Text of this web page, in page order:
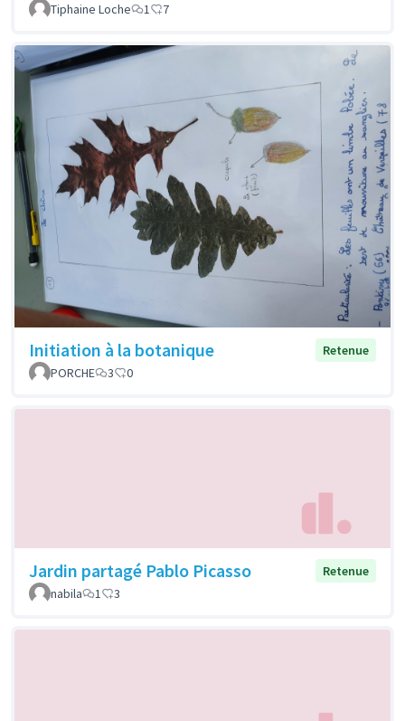
Tiphaine Loche 1 7
Initiation à la botanique
Retenue
PORCHE
3 0
Jardin partagé Pablo Picasso
Retenue
nabila
1 3